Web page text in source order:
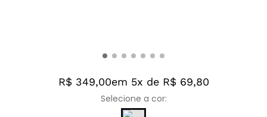
R$ 349,00em 5x de R$ 69,80